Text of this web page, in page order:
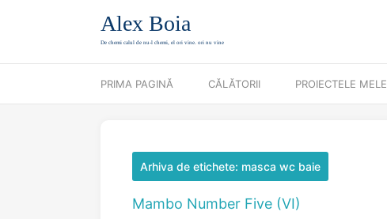
Alex Boia
De chemi calul de nu-l chemi, el ori vine. ori nu vine
PRIMA PAGINĂ CĂLĂTORII PROIECTELE MELE
Arhiva de etichete: masca wc baie
Mambo Number Five (VI)